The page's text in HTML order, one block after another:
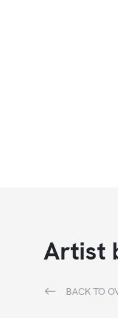
Artist
BACK TO